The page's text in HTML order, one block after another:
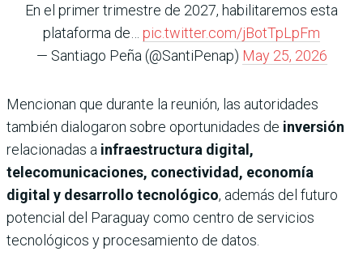
En el primer trimestre de 2027, habilitaremos esta
plataforma de… pic.twitter.com/jBotTpLpFm
— Santiago Peña (@SantiPenap) May 25, 2026
Mencionan que durante la reunión, las autoridades
también dialogaron sobre oportunidades de inversión
relacionadas a infraestructura digital,
telecomunicaciones, conectividad, economía
digital y desarrollo tecnológico, además del futuro
potencial del Paraguay como centro de servicios
tecnológicos y procesamiento de datos.